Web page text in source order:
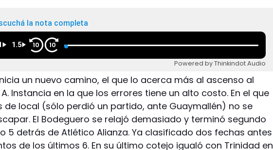
la nota completa
1.5 10 10
Powered by Thinkindot Audio
un nuevo camino, el que lo acerca más al ascenso al
Instancia en la que los errores tiene un alto costo. En el que
de local (sólo perdió un partido, ante Guaymallén) no se
El Bodeguero se relajó demasiado y terminó segundo
5 detrás de Atlético Alianza. Ya clasificado dos fechas antes
de los últimos 6. En su último cotejo igualó con Trinidad en